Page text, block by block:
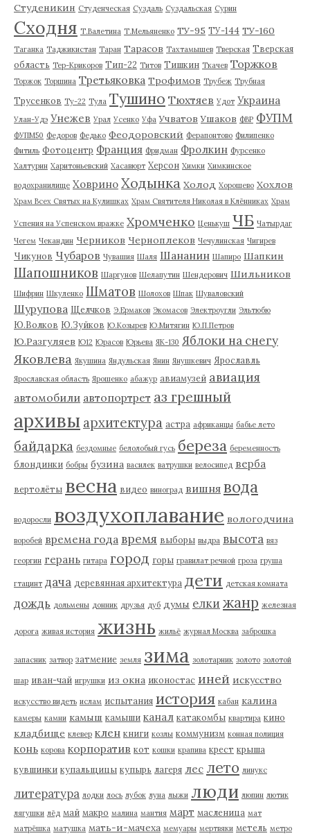
Студеникин Студенческая Суздаль Суздальская Сурин
Сходня Т.Валетина Т.Мельяненко ТУ-95 ТУ-144 ТУ-160
Таганка Таджикистан Таран Тарасов Тахтамышев Тверская Тверская
область Тер-Крикоров Тип-22 Титов Тишкин Ткачев Торжков
Торжок Торшина Третьяковка Трофимов Трубеж Трубная
Трусенков Ту-22 Тула Тушино Тюхтяев Удот Украина
Улан-Удэ Унежев Урал Усенко Уфа Учватов Ушаков ФВР ФУПМ
ФУПМ50 Федоров Федько Феодоровский Ферапонтово Филипенко
Фитиль Фотоцентр Франция Фридман Фролкин Фурсенко
Халтурин Харитоньевский Хасавюрт Херсон Химки Химкинское
водохранилище Ховрино Ходынка Холод Хорошево Хохлов
Храм Всех Святых на Кулишках Храм Святителя Николая в Клённиках Храм
Успения на Успенском вражке Хромченко Ценькуш ЧБ Чатырдаг
Чегем Чекандин Черников Черноплеков Чечулинская Чигирев
Чикунов Чубаров Чувашия Шаля Шананин Шапиро Шапкин
Шапошников Шаргунов Шелапутин Шендерович Шильников
Шифрин Шкуленко Шматов Шолохов Шпак Шуваловский
Шурупова Щелчков Э.Ермаков Экомасов Электроугли Эльтюбю
Ю.Волков Ю.Зуйков Ю.Козырев Ю.Митягин Ю.П.Петров
Ю.Разгуляев Ю12 Юрасов Юрьева ЯК-130 Яблоки на снегу
Яковлева Якушина Яндульская Янин Янушкевич Ярославль
Ярославская область Ярошенко абажур авиамузей авиация
автомобили автопортрет аз грешный
архивы архитектура астра африканцы бабье лето
байдарка бездомные белолобый гусь береза беременность
блондинки бобры бузина василек ватрушки велосипед верба
вертолёты весна видео виноград вишня вода
водоросли воздухоплавание вологодчина
воробей времена года время выборы выдра высота вяз
георгин герань гитара город горы гравилат речной гроза груша
гтацинт дача деревянная архитектура дети детская комната
дождь дольмены донник друзья дуб думы елки жанр железная
дорога живая история жизнь жильё журнал Москва заброшка
запасник затвор затмение земля зима золотарник золото золотой
шар иван-чай игрушки из окна иконостас иней искусство
искусство видеть ислам испытания история кабан калина
камеры камни камыш камыши канал катакомбы квартира кино
кладбище клевер клен книги козлы коммунизм конная полиция
конь корова корпоратив кот кошки крапива крест крыша
кувшинки купальщицы купырь лагеря лес лето линукс
литература лодки лось лубок луна лыжи люди люпин лютик
лягушки лёд май макро малина мантия март масленица мат
матрёшка матушка мать-и-мачеха мемуары мертвяки метель метро